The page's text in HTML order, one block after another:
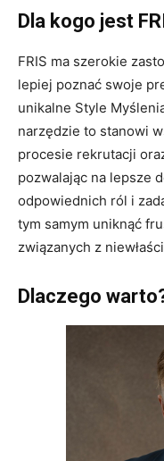
Dla kogo jest
FRIS ma szerokie
lepiej poznać swoje
unikalne Style
narzędzie to stanowi
procesie rekrutacji
pozwalając na lepsze
odpowiednich ról i
tym samym uniknąć
związanych z
Dlaczego